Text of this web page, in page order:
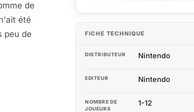
de
été
peu de
FICHE TECHNIQUE
DISTRIBUTEUR Nintendo
EDITEUR Nintendo
NOMBRE DE
JOUEURS
1-12